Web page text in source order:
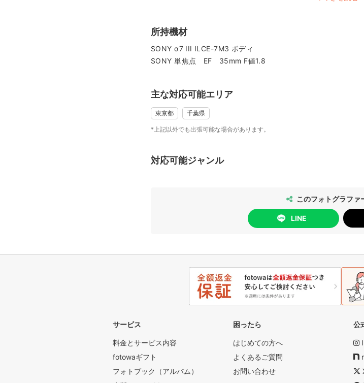
ニューボーンフォトグラファーである
わたしの仕事です、ママはゆっくり
撮影体験そのものをお楽しみください𓂃𓈒𓏸︎︎︎︎ 🕊
✼••┈┈┈┈┈┈┈┈┈┈┈┈┈┈┈┈••✼
このたびfotowaに登録させていただきました
Instagramでは日々お写真を更新していますので
Instagram 【ぐ〜のて】（＠guuno_te2023)
https://www.instagram.com/
「ご予約」をクリックされる前に「質問する」から下記必要事
⚠️「質問する」からのお問い合わせ無しで「ご予約」を
「質問する」から以下内容をご入力ください
<↓以下コピペ推奨↓>
②出生日または出産予定日
④駐車スペースの有無の確認
ご自宅の駐車場に停めさせていただきたいので、
駐車スペースの確保をよろしくお願いします
自家用車は事前にコインパーキングや
所持機材
SONY α7 III ILCE-7M3 ボディ
SONY 単焦点 EF 35mm F値1.8
主な対応可能エリア
東京都 千葉県
*上記以外でも出張可能な場合があります。
対応可能ジャンル
このフォトグラファ
LINE
サービス
料金とサービス内容
fotowaギフト
フォトブック（アルバム）
困ったら
はじめての方へ
よくあるご質問
お問い合わせ
公